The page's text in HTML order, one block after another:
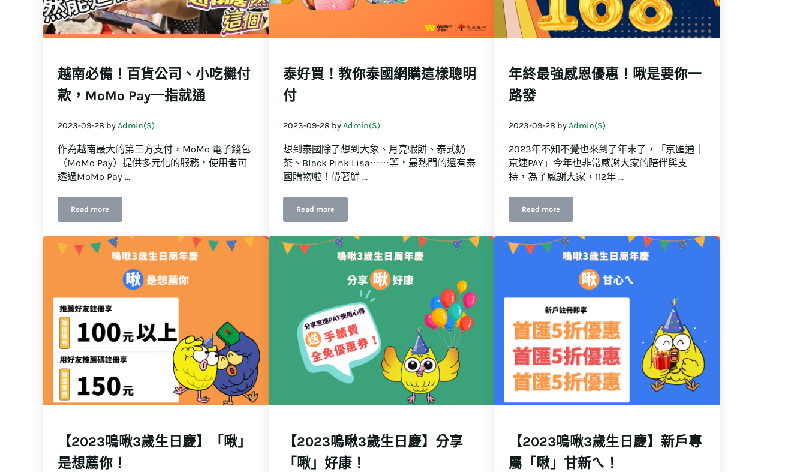
越南必備！百貨公司、小吃攤付
款，MoMo Pay一指就通
2023-09-28 byAdmin(S)
作為越南最大的第三方支付，MoMo 電子錢包
（MoMo Pay）提供多元化的服務，使用者可
透過MoMo Pay …
Read more越南必備！百貨公司、小吃攤付款，MoMo Pay一指就通
泰好買！教你泰國網購這樣聰明
付
2023-09-28 byAdmin(S)
想到泰國除了想到大象、月亮蝦餅、泰式奶
茶、Black Pink Lisa⋯⋯等，最熱門的還有泰
國購物啦！帶著鮮 …
Read more泰好買！教你泰國網購這樣聰明付
年終最強感恩優惠！啾是要你一
路發
2023-09-28 byAdmin(S)
2023年不知不覺也來到了年末了，「京匯通｜
京速PAY」今年也非常感謝大家的陪伴與支
持，為了感謝大家，112年 …
Read more年終最強感恩優惠！啾是要你一路發
【2023嗚啾3歲生日慶】「啾」
是想薦你！
【2023嗚啾3歲生日慶】分享
「啾」好康！
【2023嗚啾3歲生日慶】新戶專
屬「啾」甘新ㄟ！